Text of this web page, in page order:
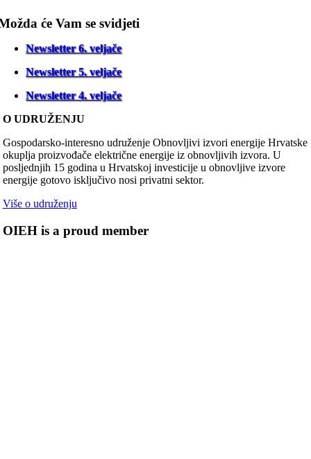
će Vam se svidjeti
Newsletter 6. veljače
Newsletter 5. veljače
Newsletter 4. veljače
O UDRUŽENJU
Gospodarsko-interesno udruženje Obnovljivi izvori energije Hrvatske
okuplja proizvođače električne energije iz obnovljivih izvora. U
posljednjih 15 godina u Hrvatskoj investicije u obnovljive izvore
energije gotovo isključivo nosi privatni sektor.
Više o udruženju
OIEH is a proud member